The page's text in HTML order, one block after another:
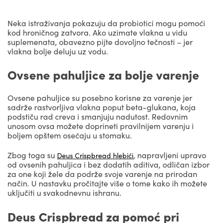
Neka istraživanja pokazuju da probiotici mogu pomoći
kod hroničnog zatvora. Ako uzimate vlakna u vidu
suplemenata, obavezno pijte dovoljno tečnosti – jer
vlakna bolje deluju uz vodu.
Ovsene pahuljice za bolje varenje
Ovsene pahuljice su posebno korisne za varenje jer
sadrže rastvorljiva vlakna poput beta-glukana, koja
podstiču rad creva i smanjuju nadutost. Redovnim
unosom ovsa možete doprineti pravilnijem varenju i
boljem opštem osećaju u stomaku.
Zbog toga su Deus Crispbread hlebići, napravljeni upravo
od ovsenih pahuljica i bez dodatih aditiva, odličan izbor
za one koji žele da podrže svoje varenje na prirodan
način. U nastavku pročitajte više o tome kako ih možete
uključiti u svakodnevnu ishranu.
Deus Crispbread za pomoć pri